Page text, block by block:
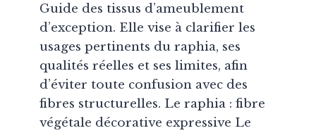
Guide des tissus d’ameublement
d’exception. Elle vise à clarifier les
usages pertinents du raphia, ses
qualités réelles et ses limites, afin
d’éviter toute confusion avec des
fibres structurelles. Le raphia : fibre
végétale décorative expressive Le